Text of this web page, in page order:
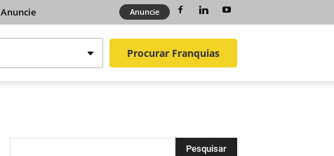
Anuncie Anuncie
Procurar Franquias